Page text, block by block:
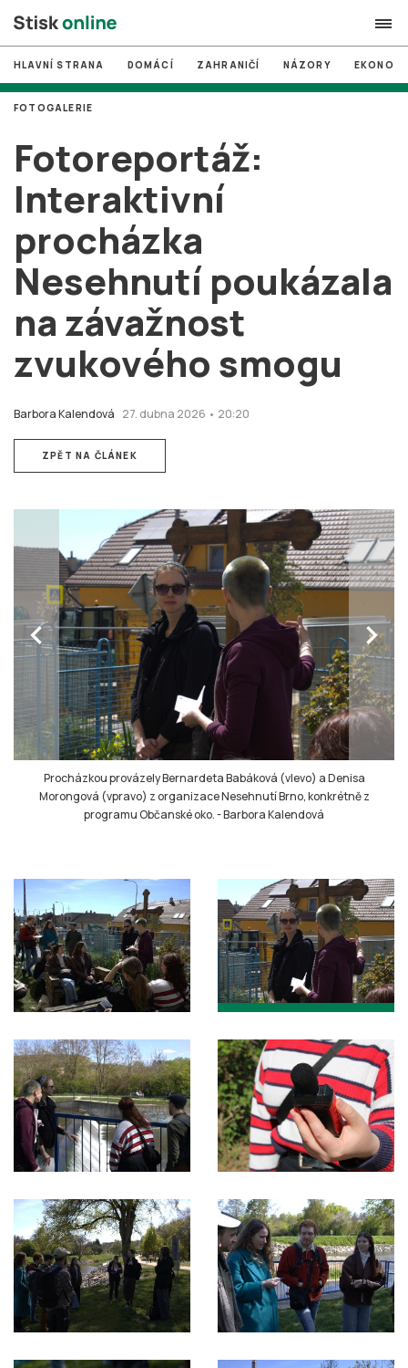
search
# MUNI
# Brno
volby
login PŘIHLÁSIT SE
Zapomněli jste heslo?
HLAVNÍ STRANA DOMÁCÍ ZAHRANIČÍ NÁZORY
Fotoreportáž:
Interaktivní
procházka
Nesehnutí poukázala
na závažnost
zvukového smogu
Barbora Kalendová 27. dubna 2026 • 20:20
FOTOGALERIE
ZPĚT NA ČLÁNEK
chevron_left chevron_right
Procházkou provázely Bernardeta Babáková (vlevo) a Denisa
Morongová (vpravo) z organizace Nesehnutí Brno, konkrétně z
programu Občanské oko.-Barbora Kalendová